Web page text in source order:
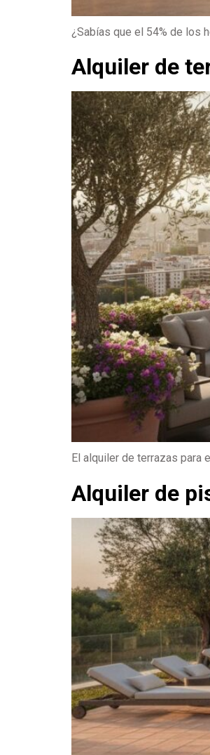
¿Sabías que el 54% de los
Alquiler de
El alquiler de terrazas
Alquiler de